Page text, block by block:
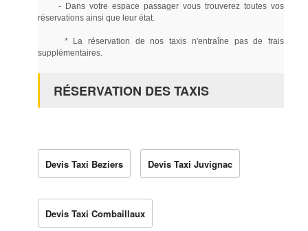
- Dans votre espace passager vous trouverez toutes vos
réservations ainsi que leur état.
* La réservation de nos taxis n'entraîne pas de frais
supplémentaires.
RÉSERVATION DES TAXIS
Devis Taxi Beziers Devis Taxi Juvignac
Devis Taxi Combaillaux